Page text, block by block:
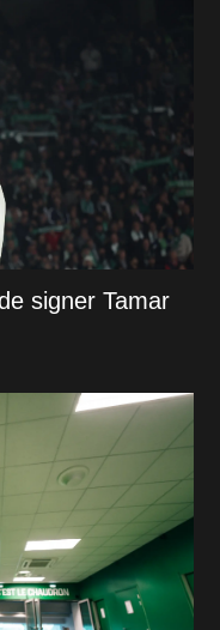
signer Tamar